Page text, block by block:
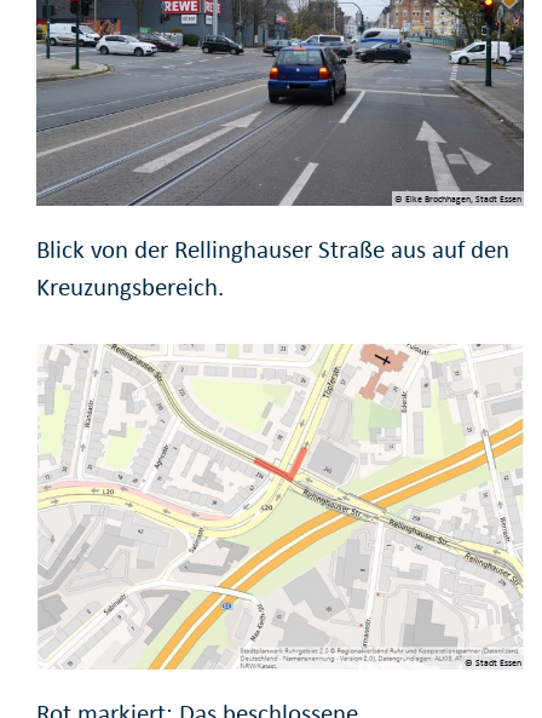
© Elke Brochhagen, Stadt Essen
Blick von der Rellinghauser Straße aus auf den
Kreuzungsbereich.
© Stadt Essen